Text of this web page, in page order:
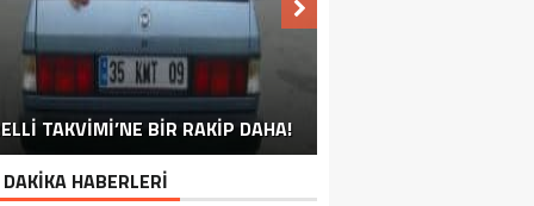
TAKVİMİ’NE BİR RAKİP DAHA!
İYİ ‘KURBAN BAYRAMI’ CAPSLERİ!
SÖYLEMEYEN ESNAF GÖRDÜNÜZ
MÜ?
FOTOĞRAFLARLA HIZAN
FOTOĞRAFLARLA BITLIS
FOTOĞRAFLARLA TATVAN
FOTOĞRAFLARLA GÜROYMAK
FOTOĞRAFLARLA AHLAT
FOTOĞRAFLARLA ADILCEVAZ
FOTOĞRAFLARLA MUTKI
HABERLERİ